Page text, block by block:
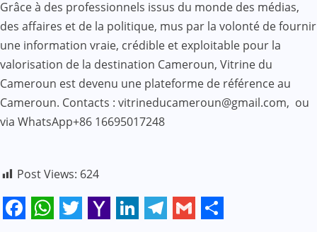
Grâce à des professionnels issus du monde des médias,
des affaires et de la politique, mus par la volonté de fournir
une information vraie, crédible et exploitable pour la
valorisation de la destination Cameroun, Vitrine du
Cameroun est devenu une plateforme de référence au
Cameroun. Contacts : vitrineducameroun@gmail.com, ou
via WhatsApp+86 16695017248
Post Views: 624